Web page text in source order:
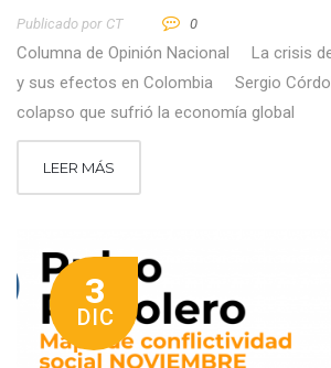
Publicado por CT 0
Columna de Opinión Nacional La crisis
y sus efectos en Colombia Sergio
colapso que sufrió la economía global
LEER MÁS
3
DIC